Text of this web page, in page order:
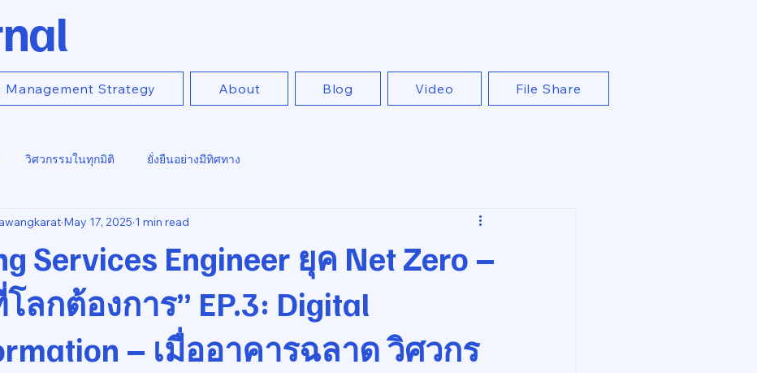
Management Strategy About Blog Video File Share
วิศวกรรมในทุกมิติ ยั่งยืนอย่างมีทิศทาง
Services Engineer ยุค Net Zero –
ลกต้องการ” EP.3: Digital
– เมื่ออาคารฉลาด วิศวกร
May 17, 2025 1 min read